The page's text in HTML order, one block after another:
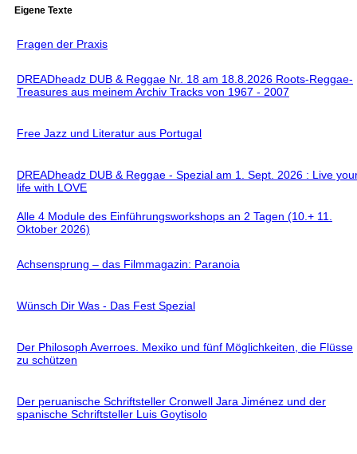
Eigene Texte
Fragen der Praxis
DREADheadz DUB & Reggae Nr. 18 am 18.8.2026 Roots-Reggae-
Treasures aus meinem Archiv Tracks von 1967 - 2007
Free Jazz und Literatur aus Portugal
DREADheadz DUB & Reggae - Spezial am 1. Sept. 2026 : Live
life with LOVE
Alle 4 Module des Einführungsworkshops an 2 Tagen (10.+ 11.
Oktober 2026)
Achsensprung – das Filmmagazin: Paranoia
Wünsch Dir Was - Das Fest Spezial
Der Philosoph Averroes. Mexiko und fünf Möglichkeiten, die Flüsse
zu schützen
Der peruanische Schriftsteller Cronwell Jara Jiménez und der
spanische Schriftsteller Luis Goytisolo